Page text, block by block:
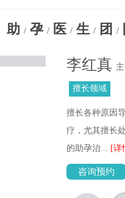
助 / 孕 / 医 / 生 / 团 /
李红真
授擅长领域
擅长各种原因
疗，尤其擅长
的助孕治... [详
咨询预约